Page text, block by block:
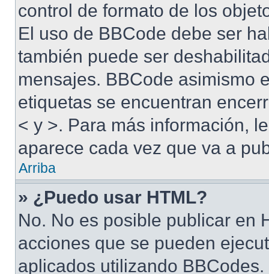
control de formato de los
El uso de BBCode debe ser
también puede ser
mensajes. BBCode asimismo
etiquetas se encuentran
< y >. Para más información,
aparece cada vez que va a
Arriba
» ¿Puedo usar HTML?
No. No es posible publicar en
acciones que se pueden
aplicados utilizando BBCodes.